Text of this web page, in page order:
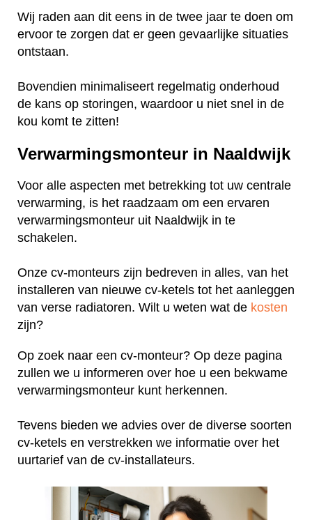
Wij raden aan dit eens in de twee jaar te doen om
ervoor te zorgen dat er geen gevaarlijke situaties
ontstaan.
Bovendien minimaliseert regelmatig onderhoud
de kans op storingen, waardoor u niet snel in de
kou komt te zitten!
Verwarmingsmonteur in Naaldwijk
Voor alle aspecten met betrekking tot uw centrale
verwarming, is het raadzaam om een ervaren
verwarmingsmonteur uit Naaldwijk in te
schakelen.
Onze cv-monteurs zijn bedreven in alles, van het
installeren van nieuwe cv-ketels tot het aanleggen
van verse radiatoren. Wilt u weten wat de kosten
zijn?
Op zoek naar een cv-monteur? Op deze pagina
zullen we u informeren over hoe u een bekwame
verwarmingsmonteur kunt herkennen.
Tevens bieden we advies over de diverse soorten
cv-ketels en verstrekken we informatie over het
uurtarief van de cv-installateurs.